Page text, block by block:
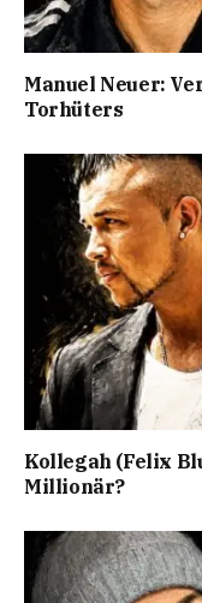
Manuel Neuer:
Torhüters
Kollegah (Felix
Millionär?